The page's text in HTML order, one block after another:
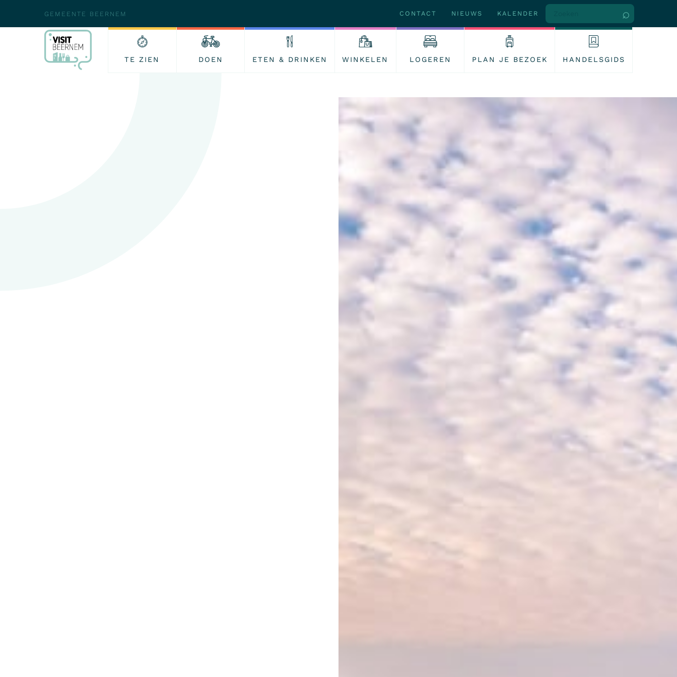
GEMEENTE BEERNEM CONTACT NIEUWS KALENDER
TE ZIEN DOEN ETEN & DRINKEN WINKELEN LOGEREN PLAN JE BEZOEK HANDELSGIDS